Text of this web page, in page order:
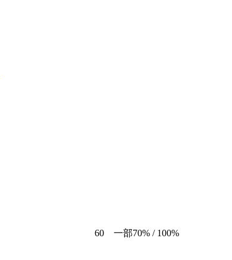
60 一部70% / 100%